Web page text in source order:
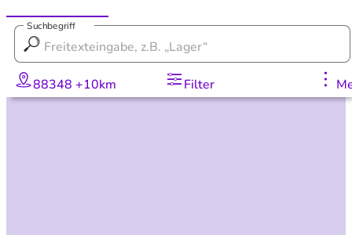
Suchbegriff
88348 +10km Filter